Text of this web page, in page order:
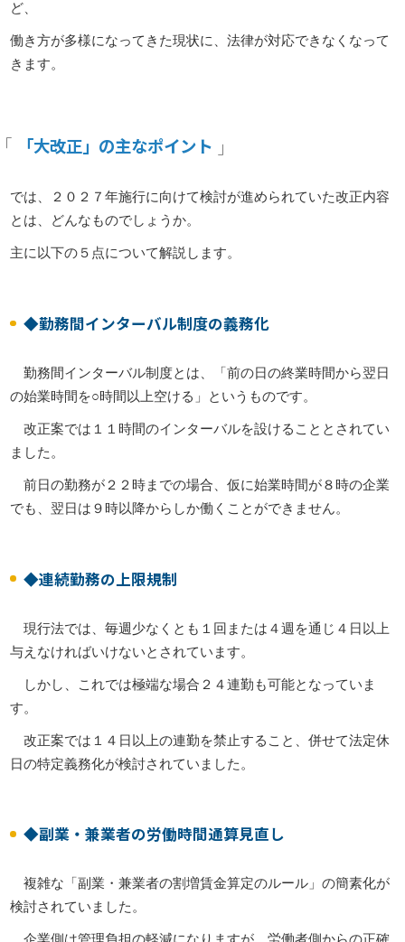
ど、
働き方が多様になってきた現状に、法律が対応できなくなって
きます。
「大改正」の主なポイント
では、２０２７年施行に向けて検討が進められていた改正内容
とは、どんなものでしょうか。
主に以下の５点について解説します。
◆勤務間インターバル制度の義務化
勤務間インターバル制度とは、「前の日の終業時間から翌日
の始業時間を○時間以上空ける」というものです。
改正案では１１時間のインターバルを設けることとされてい
ました。
前日の勤務が２２時までの場合、仮に始業時間が８時の企業
でも、翌日は９時以降からしか働くことができません。
◆連続勤務の上限規制
現行法では、毎週少なくとも１回または４週を通じ４日以上
与えなければいけないとされています。
しかし、これでは極端な場合２４連勤も可能となっていま
す。
改正案では１４日以上の連勤を禁止すること、併せて法定休
日の特定義務化が検討されていました。
◆副業・兼業者の労働時間通算見直し
複雑な「副業・兼業者の割増賃金算定のルール」の簡素化が
検討されていました。